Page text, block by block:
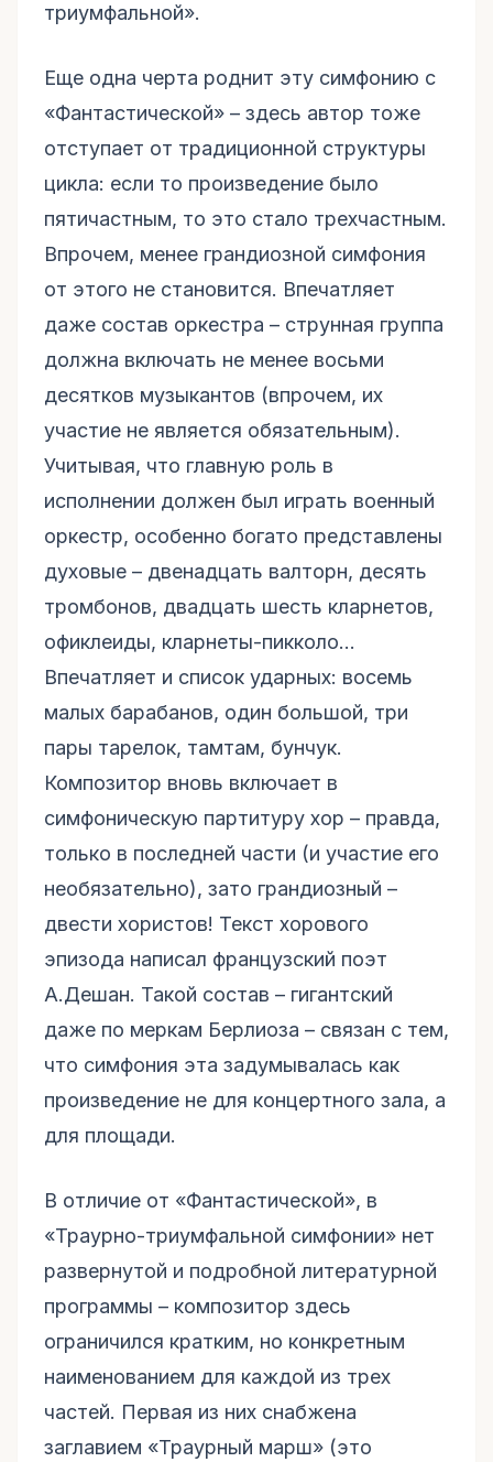
триумфальной».
Еще одна черта роднит эту симфонию с
«Фантастической» – здесь автор тоже
отступает от традиционной структуры
цикла: если то произведение было
пятичастным, то это стало трехчастным.
Впрочем, менее грандиозной симфония
от этого не становится. Впечатляет
даже состав оркестра – струнная группа
должна включать не менее восьми
десятков музыкантов (впрочем, их
участие не является обязательным).
Учитывая, что главную роль в
исполнении должен был играть военный
оркестр, особенно богато представлены
духовые – двенадцать валторн, десять
тромбонов, двадцать шесть кларнетов,
офиклеиды, кларнеты-пикколо…
Впечатляет и список ударных: восемь
малых барабанов, один большой, три
пары тарелок, тамтам, бунчук.
Композитор вновь включает в
симфоническую партитуру хор – правда,
только в последней части (и участие его
необязательно), зато грандиозный –
двести хористов! Текст хорового
эпизода написал французский поэт
А.Дешан. Такой состав – гигантский
даже по меркам Берлиоза – связан с тем,
что симфония эта задумывалась как
произведение не для концертного зала, а
для площади.
В отличие от «Фантастической», в
«Траурно-триумфальной симфонии» нет
развернутой и подробной литературной
программы – композитор здесь
ограничился кратким, но конкретным
наименованием для каждой из трех
частей. Первая из них снабжена
заглавием «Траурный марш» (это